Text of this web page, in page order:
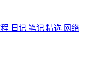
日记 笔记 精选 网络